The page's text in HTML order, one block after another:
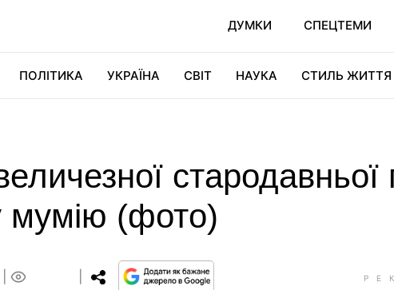
ДУМКИ СПЕЦТЕМИ
ПОЛІТИКА УКРАЇНА СВІТ НАУКА СТИЛЬ ЖИТТЯ
стародавньої
мумію (фото)